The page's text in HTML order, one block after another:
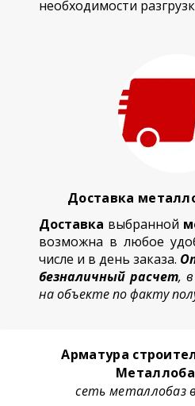
необходимости
Доставка
Доставка выбранной
возможна в любое
числе и в день заказа.
безналичный расчет,
на объекте по факту
Арматура
сеть металлобаз